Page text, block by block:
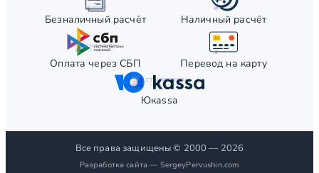
Безналичный расчёт Наличный расчёт
Оплата через СБП Перевод на карту
Юкаssа
Все права защищены © 2000 — 2026
Разработка сайта — SergeyPervushin.com